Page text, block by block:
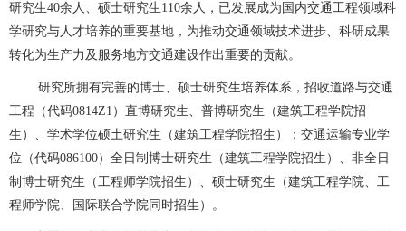
研究生40余人、硕士研究生110余人，已发展成为国内交通工程领域科
学研究与人才培养的重要基地，为推动交通领域技术进步、科研成果
转化为生产力及服务地方交通建设作出重要的贡献。
研究所拥有完善的博士、硕士研究生培养体系，招收道路与交通
工程（代码0814Z1）直博研究生、普博研究生（建筑工程学院招
生）、学术学位硕土研究生（建筑工程学院招生）；交通运输专业学
位（代码086100）全日制博士研究生（建筑工程学院招生）、非全日
制博士研究生（工程师学院招生）、硕士研究生（建筑工程学院、工
程师学院、国际联合学院同时招生）。